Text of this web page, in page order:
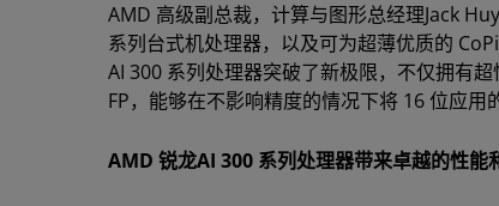
AMD 高级副总裁，计算与图形总经理Jack
系列台式机处理器，以及可为超薄优质的
AI 300 系列处理器突破了新极限，不仅拥有
FP，能够在不影响精度的情况下将 16 位应用
AMD 锐龙AI 300 系列处理器带来卓越的性能